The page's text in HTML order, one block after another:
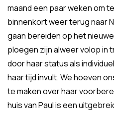
maand een paar weken om
binnenkort weer terug naar
gaan bereiden op het
ploegen zijn alweer volop in
door haar status als
haar tijd invult. We hoeven
te maken over haar
huis van Paul is een